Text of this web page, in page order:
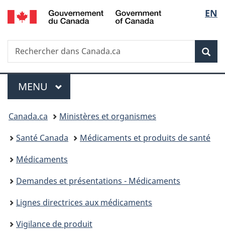
Passer
au
principal
Passer
à
Au
du
Passer
à
version
simplifiée
de
la
EN
Recherche
Rechercher
dans
Menu
MENU PRINCIPAL
Vous
êtes
ici :
Canada.ca
Ministères et organismes
Santé Canada
Médicaments et produits de santé
Médicaments
Demandes et présentations - Médicaments
Lignes directrices aux médicaments
Vigilance de produit